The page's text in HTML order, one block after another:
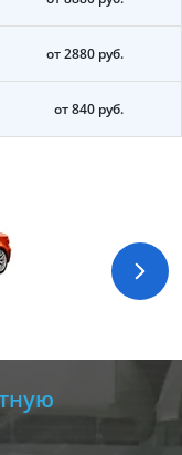
от 2880 руб.
от 840 руб.